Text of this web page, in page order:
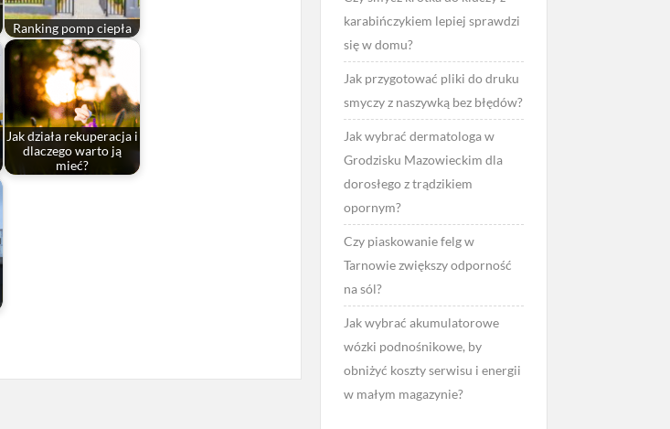
Ranking pomp ciepła
Jak działa rekuperacja i
dlaczego warto ją
mieć?
karabińczykiem lepiej sprawdzi
się w domu?
Jak przygotować pliki do druku
smyczy z naszywką bez błędów?
Jak wybrać dermatologa w
Grodzisku Mazowieckim dla
dorosłego z trądzikiem
opornym?
Czy piaskowanie felg w
Tarnowie zwiększy odporność
na sól?
Jak wybrać akumulatorowe
wózki podnośnikowe, by
obniżyć koszty serwisu i energii
w małym magazynie?